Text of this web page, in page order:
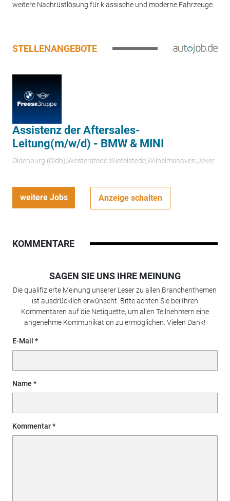
weitere Nachrüstlösung für klassische und moderne Fahrzeuge.
STELLENANGEBOTE
Assistenz der Aftersales-
Leitung(m/w/d) - BMW & MINI
Oldenburg (Oldb);Westerstede;Wiefelstede;Wilhelmshaven;Jever
weitere Jobs Anzeige schalten
KOMMENTARE
SAGEN SIE UNS IHRE MEINUNG
Die qualifizierte Meinung unserer Leser zu allen Branchenthemen
ist ausdrücklich erwünscht. Bitte achten Sie bei Ihren
Kommentaren auf die Netiquette, um allen Teilnehmern eine
angenehme Kommunikation zu ermöglichen. Vielen Dank!
E-Mail
Name
Kommentar